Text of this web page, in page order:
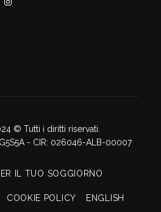
© Tutti i diritti riservati.
- CIR: 026046-ALB-00007
IL TUO SOGGIORNO
COOKIE POLICY ENGLISH